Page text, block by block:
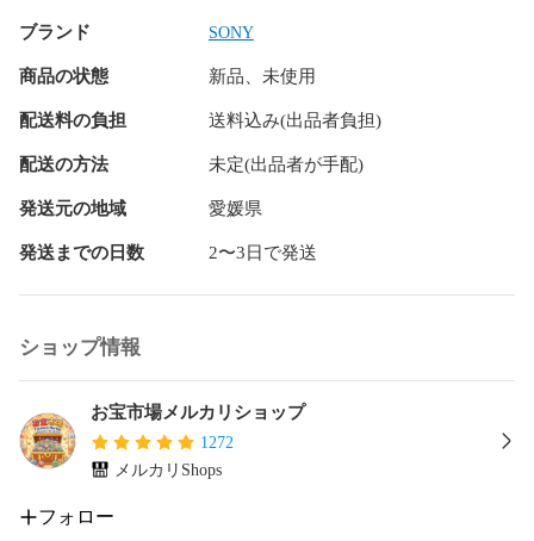
セルは省きます)
分類 : ガチャガチャ ・ カプセルトイ
JANコード : 4990593541706
DATECODE ： 20260422
SHIPPINGCODE : NEKO
(C)Sony Creative Products Inc.
Style Charm Benelic Capsule Toy FIGURE KAWAII
#タマアンドフレンズ
#うちのタマ知りませんか
#ベネリック
#カプセルトイ
#ガチャガチャ
#フレークシールふうチャーム
#ミニチュア
#レトロ可愛い
ブランド SONY
商品の状態 新品、未使用
配送料の負担 送料込み(出品者負担)
配送の方法 未定(出品者が手配)
発送元の地域 愛媛県
発送までの日数 2〜3日で発送
ショップ情報
お宝市場メルカリショップ
1272
メルカリShops
フォロー